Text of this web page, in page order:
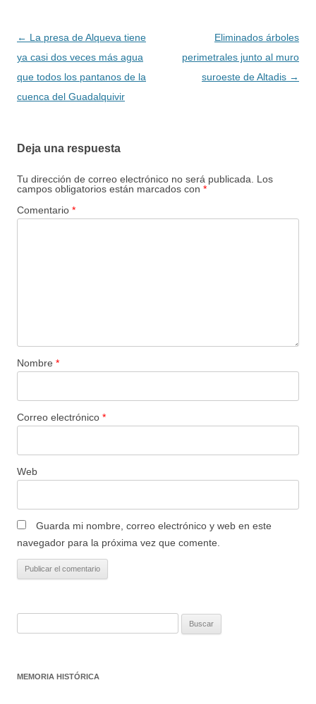
Navegación
de
entradas
← La presa de Alqueva tiene
ya casi dos veces más agua
que todos los pantanos de la
cuenca del Guadalquivir
Eliminados árboles
perimetrales junto al muro
suroeste de Altadis →
Deja una respuesta
Tu dirección de correo electrónico no será publicada.
Los
campos obligatorios están marcados con *
Comentario *
Nombre *
Correo electrónico *
Web
Guarda mi nombre, correo electrónico y web en este
navegador para la próxima vez que comente.
MEMORIA HISTÓRICA